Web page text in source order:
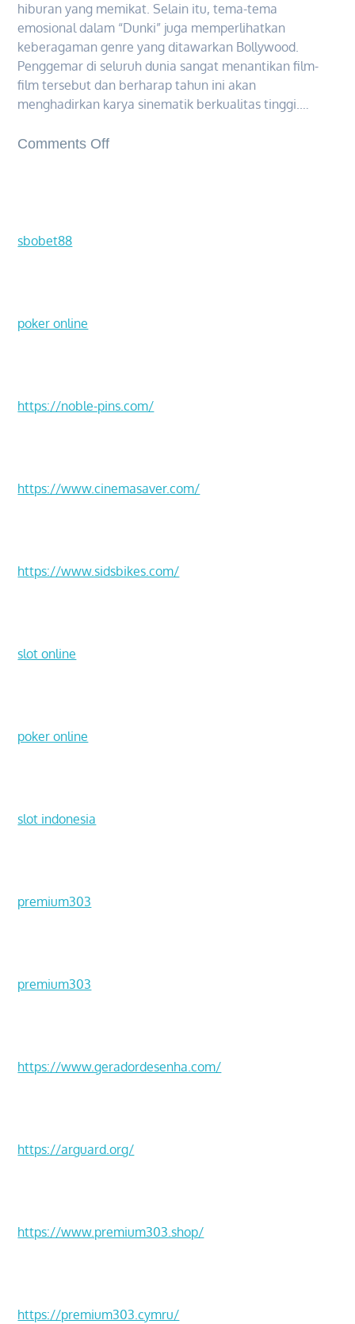
hiburan yang memikat. Selain itu, tema-tema
emosional dalam “Dunki” juga memperlihatkan
keberagaman genre yang ditawarkan Bollywood.
Penggemar di seluruh dunia sangat menantikan film-
film tersebut dan berharap tahun ini akan
menghadirkan karya sinematik berkualitas tinggi.…
Comments Offon
sbobet88
poker online
https://noble-pins.com/
https://www.cinemasaver.com/
https://www.sidsbikes.com/
slot online
poker online
slot indonesia
premium303
premium303
https://www.geradordesenha.com/
https://arguard.org/
https://www.premium303.shop/
https://premium303.cymru/